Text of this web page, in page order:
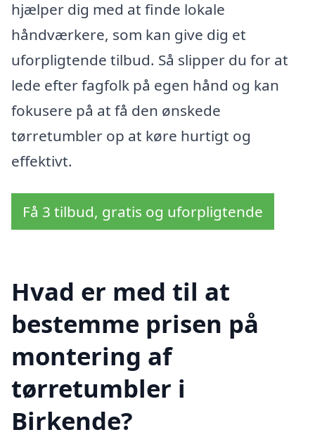
hjælper dig med at finde lokale
håndværkere, som kan give dig et
uforpligtende tilbud. Så slipper du for at
lede efter fagfolk på egen hånd og kan
fokusere på at få den ønskede
tørretumbler op at køre hurtigt og
effektivt.
Få 3 tilbud, gratis og uforpligtende
Hvad er med til at
bestemme prisen på
montering af
tørretumbler i
Birkende?